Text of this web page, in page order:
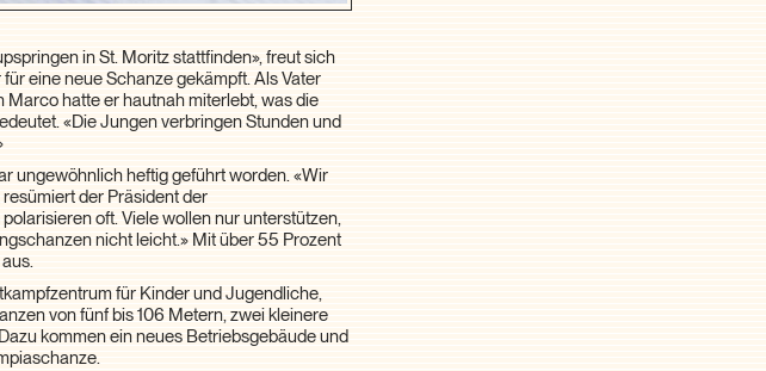
in St. Moritz stattfinden», freut sich
eine neue Schanze gekämpft. Als Vater
hatte er hautnah miterlebt, was die
«Die Jungen verbringen Stunden und
ungewöhnlich heftig geführt worden. «Wir
der Präsident der
oft. Viele wollen nur unterstützen,
nicht leicht.» Mit über 55 Prozent
für Kinder und Jugendliche,
von fünf bis 106 Metern, zwei kleinere
kommen ein neues Betriebsgebäude und